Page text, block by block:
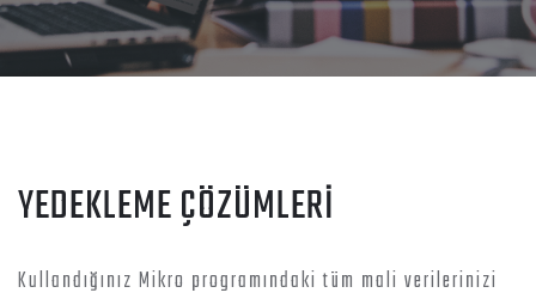
YEDEKLEME ÇÖZÜMLERİ
Kullandığınız Mikro programındaki tüm mali verilerinizi